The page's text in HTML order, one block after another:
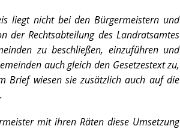
liegt nicht bei den Bürgermeistern und
der Rechtsabteilung des Landratsamtes
zu beschließen, einzuführen und
auch gleich den Gesetzestext zu,
Brief wiesen sie zusätzlich auch auf die
mit ihren Räten diese Umsetzung